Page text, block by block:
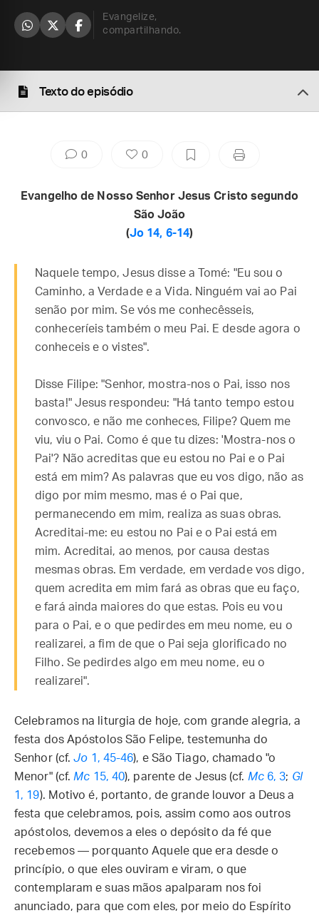
Evangelize,
compartilhando.
Texto do episódio
0 0
Evangelho de Nosso Senhor Jesus Cristo segundo
São João
(Jo 14, 6-14)
Naquele tempo, Jesus disse a Tomé: "Eu sou o
Caminho, a Verdade e a Vida. Ninguém vai ao Pai
senão por mim. Se vós me conhecêsseis,
conheceríeis também o meu Pai. E desde agora o
conheceis e o vistes".
Disse Filipe: "Senhor, mostra-nos o Pai, isso nos
basta!" Jesus respondeu: "Há tanto tempo estou
convosco, e não me conheces, Filipe? Quem me
viu, viu o Pai. Como é que tu dizes: 'Mostra-nos o
Pai'? Não acreditas que eu estou no Pai e o Pai
está em mim? As palavras que eu vos digo, não as
digo por mim mesmo, mas é o Pai que,
permanecendo em mim, realiza as suas obras.
Acreditai-me: eu estou no Pai e o Pai está em
mim. Acreditai, ao menos, por causa destas
mesmas obras. Em verdade, em verdade vos digo,
quem acredita em mim fará as obras que eu faço,
e fará ainda maiores do que estas. Pois eu vou
para o Pai, e o que pedirdes em meu nome, eu o
realizarei, a fim de que o Pai seja glorificado no
Filho. Se pedirdes algo em meu nome, eu o
realizarei".
Celebramos na liturgia de hoje, com grande alegria, a
festa dos Apóstolos São Felipe, testemunha do
Senhor (cf.Jo 1, 45-46), e São Tiago, chamado "o
Menor" (cf. Mc 15, 40), parente de Jesus (cf. Mc6, 3; Gl
1, 19). Motivo é, portanto, de grande louvor a Deus a
festa que celebramos, pois, assim como aos outros
apóstolos, devemos a eles o depósito da fé que
recebemos — porquanto Aquele que era desde o
princípio, o que eles ouviram e viram, o que
contemplaram e suas mãos apalparam nos foi
anunciado, para que com eles, por meio do Espírito